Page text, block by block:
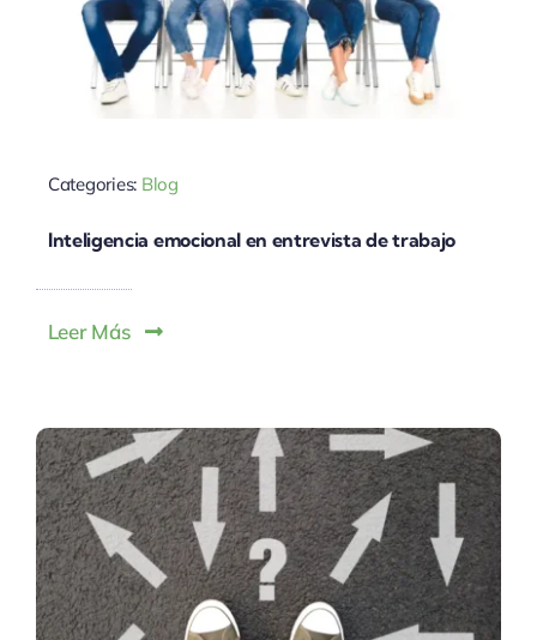
Categories: Blog
Inteligencia emocional en entrevista de trabajo
Leer Más